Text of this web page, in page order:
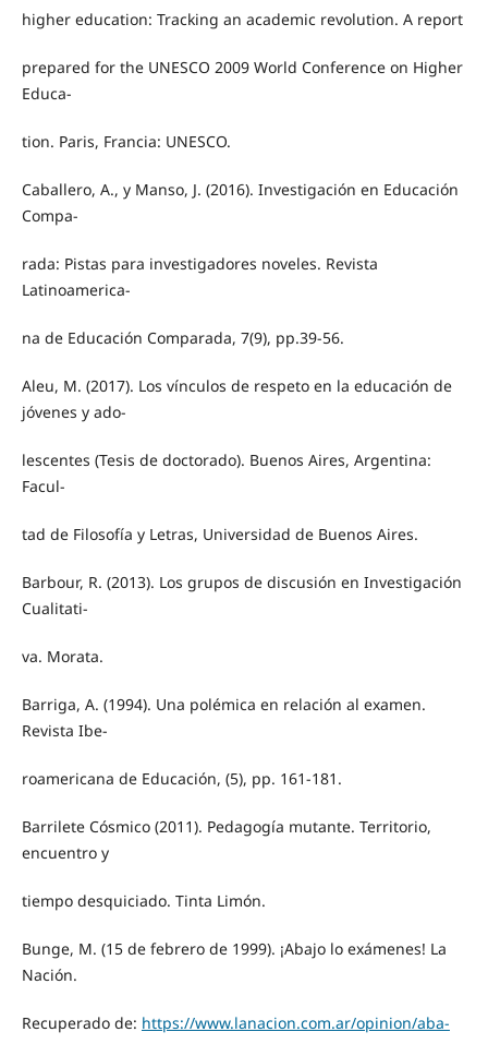
higher education: Tracking an academic revolution. A report
prepared for the UNESCO 2009 World Conference on Higher
Educa-
tion. Paris, Francia: UNESCO.
Caballero, A., y Manso, J. (2016). Investigación en Educación
Compa-
rada: Pistas para investigadores noveles. Revista
Latinoamerica-
na de Educación Comparada, 7(9), pp.39-56.
Aleu, M. (2017). Los vínculos de respeto en la educación de
jóvenes y ado-
lescentes (Tesis de doctorado). Buenos Aires, Argentina:
Facul-
tad de Filosofía y Letras, Universidad de Buenos Aires.
Barbour, R. (2013). Los grupos de discusión en Investigación
Cualitati-
va. Morata.
Barriga, A. (1994). Una polémica en relación al examen.
Revista Ibe-
roamericana de Educación, (5), pp. 161-181.
Barrilete Cósmico (2011). Pedagogía mutante. Territorio,
encuentro y
tiempo desquiciado. Tinta Limón.
Bunge, M. (15 de febrero de 1999). ¡Abajo lo exámenes! La
Nación.
Recuperado de: https://www.lanacion.com.ar/opinion/aba-